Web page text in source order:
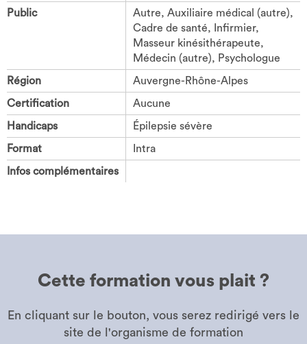
Public
Autre, Auxiliaire médical (autre),
Cadre de santé, Infirmier,
Masseur kinésithérapeute,
Médecin (autre), Psychologue
Région Auvergne-Rhône-Alpes
Certification Aucune
Handicaps Épilepsie sévère
Format Intra
Infos complémentaires
Cette formation vous plait ?
En cliquant sur le bouton, vous serez redirigé vers le
site de l'organisme de formation